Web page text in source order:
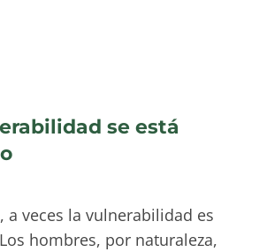
se está
a veces la vulnerabilidad es
hombres, por naturaleza,